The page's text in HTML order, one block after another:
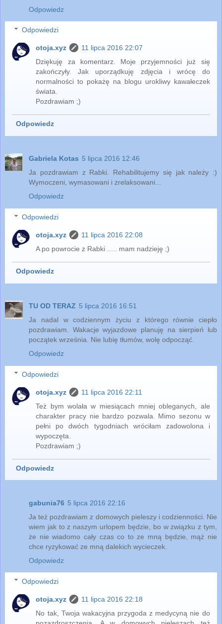
Odpowiedz
Odpowiedzi
otoja.xyz
11 lipca 2016 22:07
Dziękuję za komentarz. Moje przyjemności już się
zakończyły. Jak uporządkuję zdjęcia i wrócę do
normalności to pokażę na blogu urokliwy kawałeczek
świata.
Pozdrawiam ;)
Odpowiedz
Gabriela Kotas 5 lipca 2016 12:46
Ja pozdrawiam z Rabki. Rehabilitujemy się jak należy :)
Wymoczeni, wymasowani i zrelaksowani...
Odpowiedz
Odpowiedzi
otoja.xyz
11 lipca 2016 22:08
A po powrocie z Rabki ..... mam nadzieję ;)
Odpowiedz
TU OD TERAZ 5 lipca 2016 16:51
Ja nadal w codziennym życiu z którego równie ciepło
pozdrawiam. Wakacje wyjazdowe planuję na sierpień lub
początek września. Nie lubię tłumów, wolę odpocząć.
Odpowiedz
Odpowiedzi
otoja.xyz
11 lipca 2016 22:11
Też bym wolała w miesiącach mniej obleganych, ale
charakter pracy nie bardzo pozwala. Mimo sezonu w
pełni po dwóch tygodniach wróciłam zadowolona i
wypoczęta.
Pozdrawiam ;)
Odpowiedz
gabunia76 5 lipca 2016 22:16
Ja też pozdrawiam z domowych pieleszy i codzienności. Nie
wiem jak to z naszym urlopem będzie, bo w związku z tym,
że nie wiadomo cały czas co to ze mną będzie, mąż nie
chce ryzykować ze mną dalekich wycieczek.
Odpowiedz
Odpowiedzi
otoja.xyz
11 lipca 2016 22:18
No tak, Twoja wakacyjna przygoda z medycyną nie do